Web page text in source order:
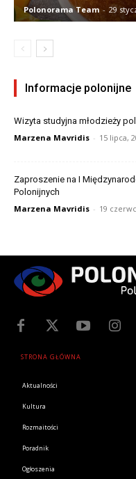
Polonorama Team - 29
Informacje polonijne
Wizyta studyjna młodzieży
Marzena Mavridis - 15 lipca,
Zaproszenie na I
Polonijnych
Marzena Mavridis - 19
STRONA GŁÓWNA
Aktualności
Kultura
Rozmaitości
Poradnik
Ogłoszenia